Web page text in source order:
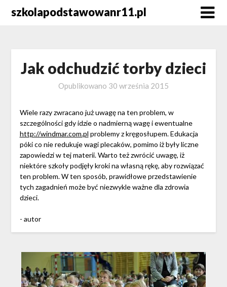
szkolapodstawowanr11.pl
Jak odchudzić torby dzieci
Opublikowano 30 września 2015
Wiele razy zwracano już uwagę na ten problem, w
szczególności gdy idzie o nadmierną wagę i ewentualne
http://windmar.com.pl problemy z kręgosłupem. Edukacja
póki co nie redukuje wagi plecaków, pomimo iż były liczne
zapowiedzi w tej materii. Warto też zwrócić uwagę, iż
niektóre szkoły podjęły kroki na własną rękę, aby rozwiązać
ten problem. W ten sposób, prawidłowe przedstawienie
tych zagadnień może być niezwykle ważne dla zdrowia
dzieci.
- autor